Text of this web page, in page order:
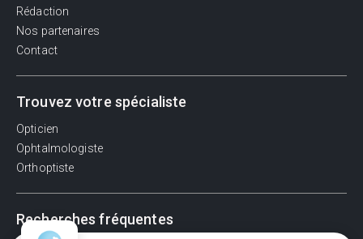
Rédaction
Nos partenaires
Contact
Trouvez votre spécialiste
Opticien
Ophtalmologiste
Orthoptiste
Recherches fréquentes